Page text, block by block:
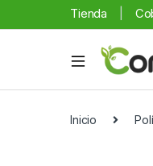
Tienda
Inicio